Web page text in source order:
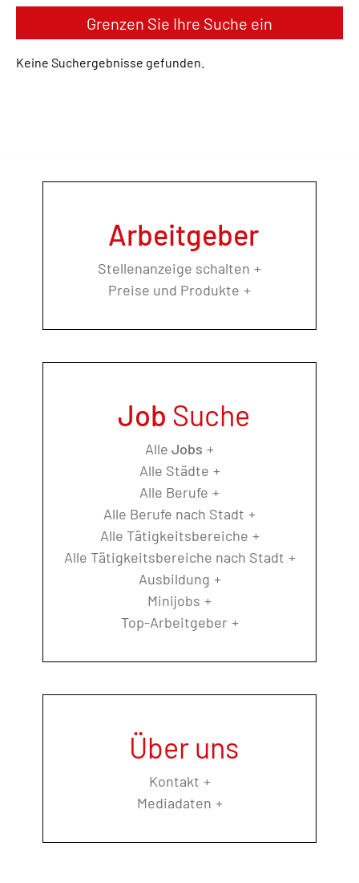
Grenzen Sie Ihre Suche ein
Keine Suchergebnisse gefunden.
Arbeitgeber
Stellenanzeige schalten
Preise und Produkte
Job Suche
Alle Jobs
Alle Städte
Alle Berufe
Alle Berufe nach Stadt
Alle Tätigkeitsbereiche
Alle Tätigkeitsbereiche nach Stadt
Ausbildung
Minijobs
Top-Arbeitgeber
Über uns
Kontakt
Mediadaten